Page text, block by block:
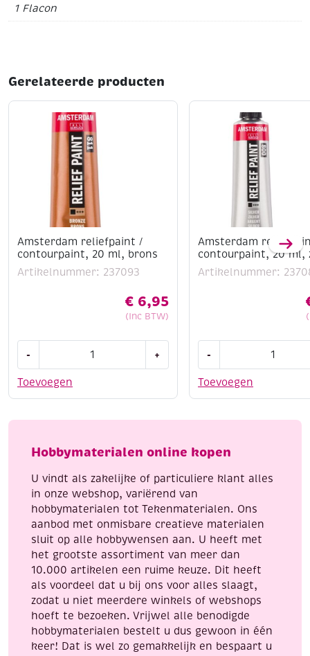
1 Flacon
Gerelateerde producten
Amsterdam reliefpaint /
contourpaint, 20 ml, brons
Artikelnummer: 237093
€ 6,95
(Inc BTW)
Toevoegen
-
/
ml,
aantal
+
Amsterdam
contourpaint, 20 ml,
Artikelnummer:
Toevoegen
-
/
ml,
aantal
Hobbymaterialen online kopen
U vindt als zakelijke of particuliere klant alles
in onze webshop, variërend van
hobbymaterialen tot Tekenmaterialen. Ons
aanbod met onmisbare creatieve materialen
sluit op alle hobbywensen aan. U heeft met
het grootste assortiment van meer dan
10.000 artikelen een ruime keuze. Dit heeft
als voordeel dat u bij ons voor alles slaagt,
zodat u niet meerdere winkels of webshops
hoeft te bezoeken. Vrijwel alle benodigde
hobbymaterialen bestelt u dus gewoon in één
keer! Dat is wel zo gemakkelijk en bespaart u